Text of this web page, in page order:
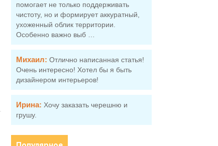
помогает не только поддерживать
чистоту, но и формирует аккуратный,
ухоженный облик территории.
Особенно важно выб …
Михаил: Отлично написанная статья!
Очень интересно! Хотел бы я быть
дизайнером интерьеров!
Ирина: Хочу заказать черешню и
грушу.